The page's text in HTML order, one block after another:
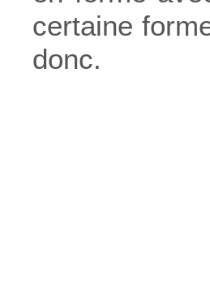
certaine
donc.